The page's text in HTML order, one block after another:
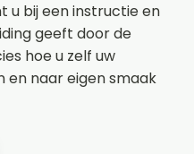
u bij een instructie en
geeft door de
hoe u zelf uw
en naar eigen smaak